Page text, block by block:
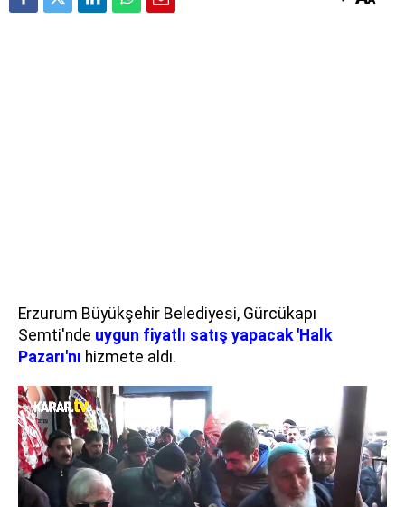
Erzurum Büyükşehir Belediyesi, Gürcükapı
Semti'nde uygun fiyatlı satış yapacak 'Halk
Pazarı'nı hizmete aldı.